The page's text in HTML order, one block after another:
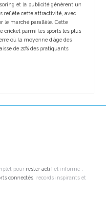
et la publicité génèrent un
reflète cette attractivité, avec
le marché parallèle. Cette
cricket parmi les sports les plus
où la moyenne d’âge des
de 20% des pratiquants
pour rester actif et informé :
connectés , records inspirants et